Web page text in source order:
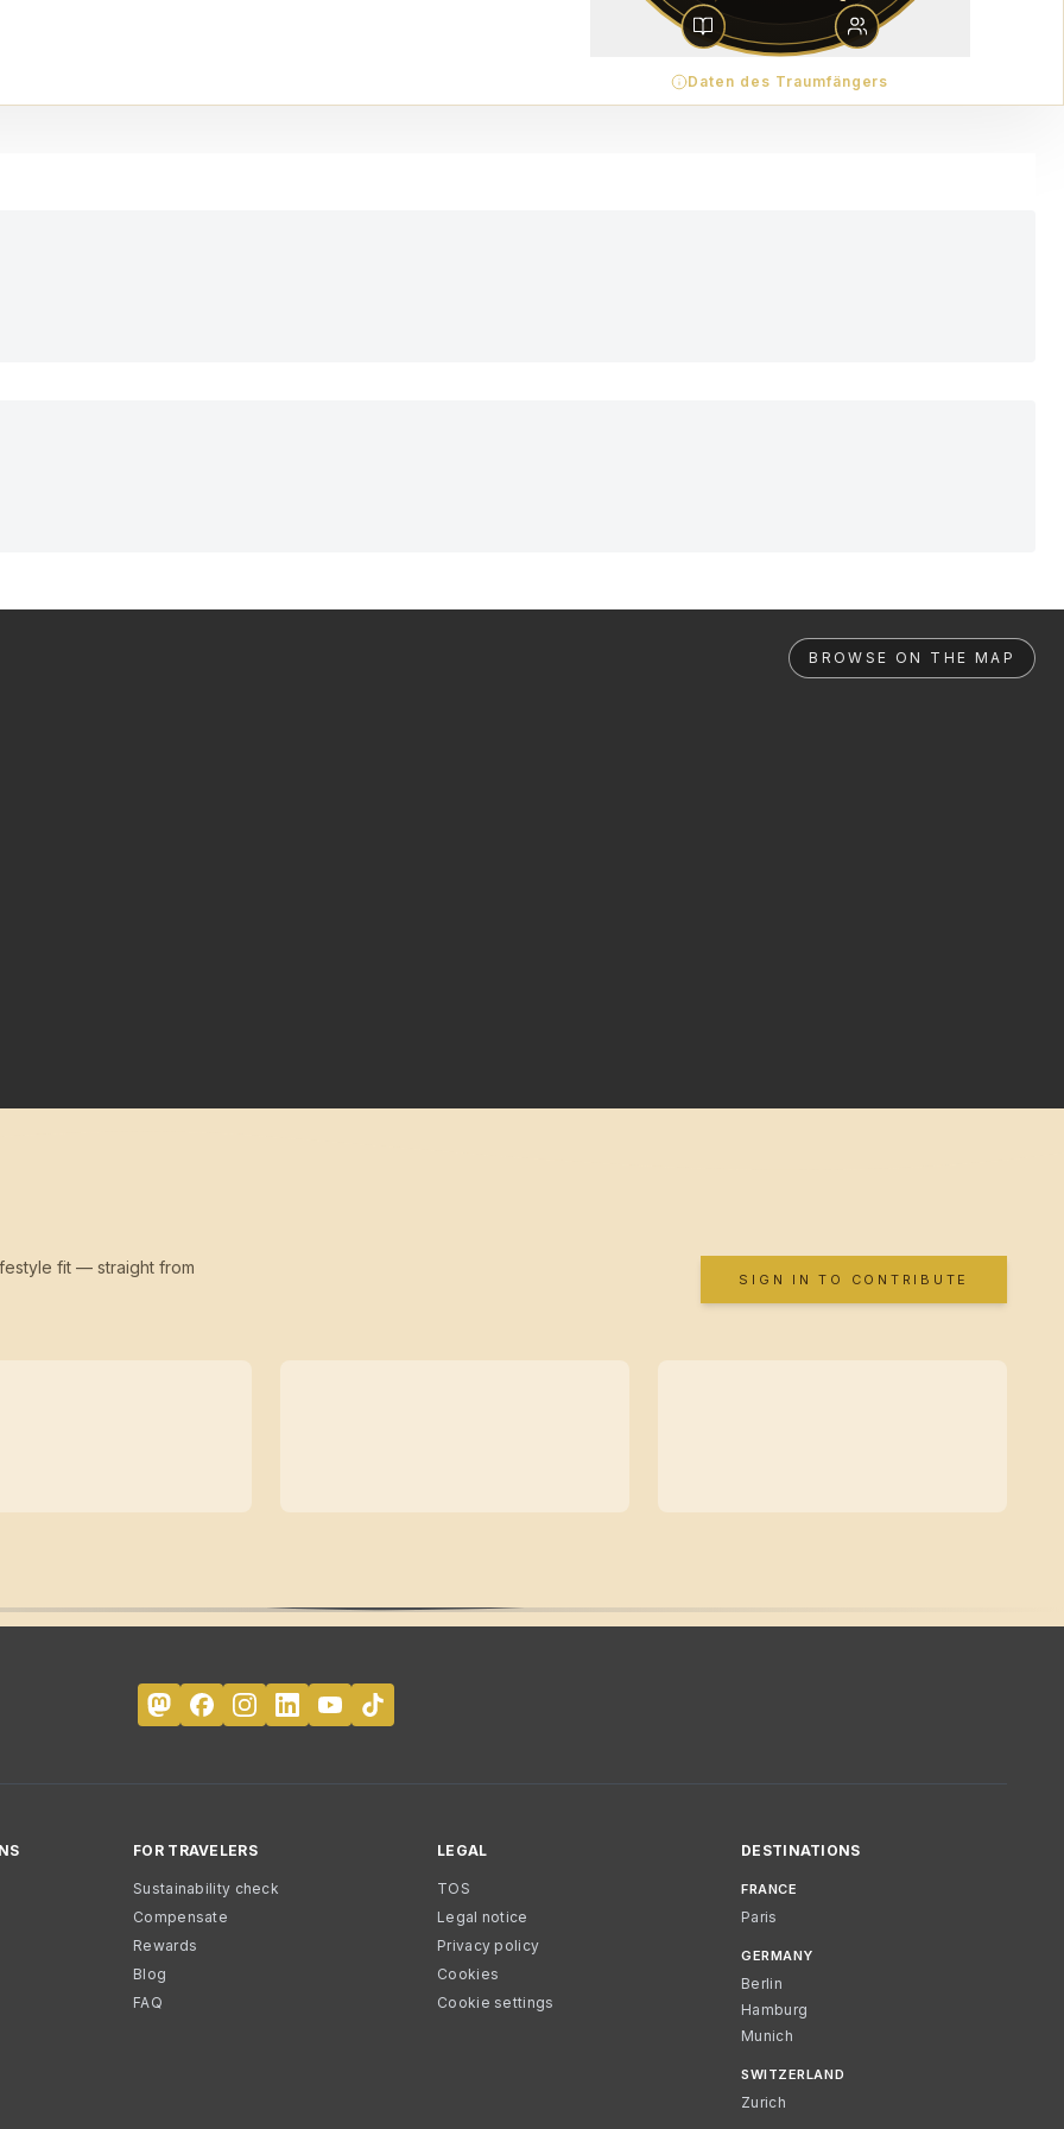
Daten des Traumfängers
BROWSE ON THE MAP
fit — straight from
SIGN IN TO CONTRIBUTE
FOR TRAVELERS
Sustainability check
Compensate
Rewards
Blog
FAQ
LEGAL
TOS
Legal notice
Privacy policy
Cookies
Cookie settings
DESTINATIONS
FRANCE
Paris
GERMANY
Berlin
Hamburg
Munich
SWITZERLAND
Zurich